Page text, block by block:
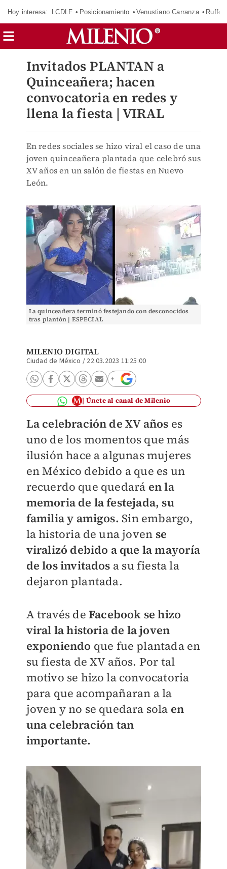
Hoy interesa: LCDLF Posicionamiento Venustiano Carranza Ruffo
Invitados PLANTAN a
Quinceañera; hacen
convocatoria en redes y
llena la fiesta | VIRAL
En redes sociales se hizo viral el caso de una
joven quinceañera plantada que celebró sus
XV años en un salón de fiestas en Nuevo
León.
La quinceañera terminó festejando con desconocidos
tras plantón | ESPECIAL
MILENIO DIGITAL
Ciudad de México / 22.03.2023 11:25:00
Únete al canal de Milenio
La celebración de XV años es
uno de los momentos que más
ilusión hace a algunas mujeres
en México debido a que es un
recuerdo que quedará en la
memoria de la festejada, su
familia y amigos. Sin embargo,
la historia de una joven se
viralizó debido a que la mayoría
de los invitados a su fiesta la
dejaron plantada.
A través de Facebook se hizo
viral la historia de la joven
exponiendo que fue plantada en
su fiesta de XV años. Por tal
motivo se hizo la convocatoria
para que acompañaran a la
joven y no se quedara sola en
una celebración tan
importante.